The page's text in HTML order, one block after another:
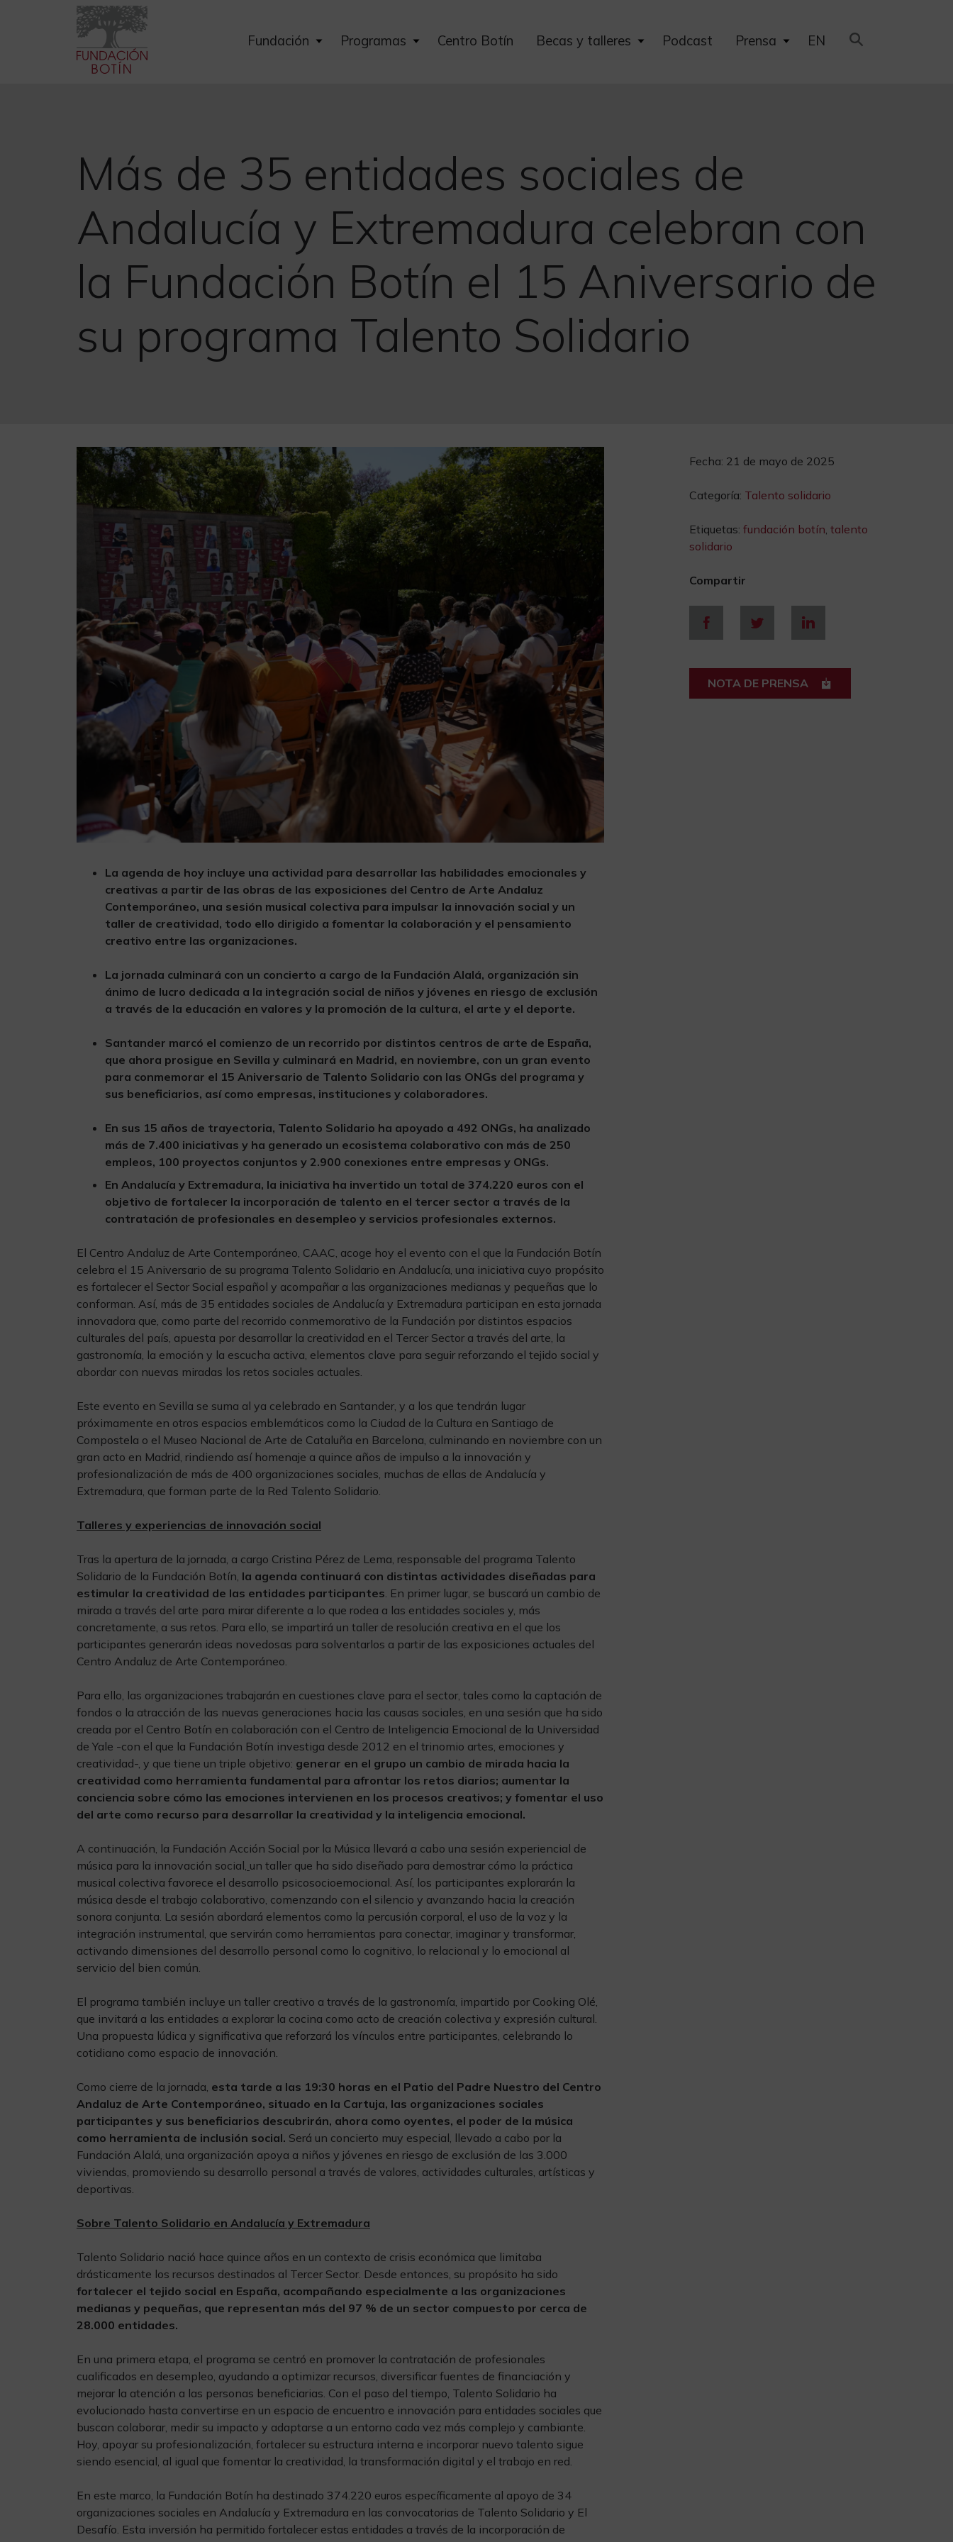
Fundación
ExpandProgramas
ExpandCentro Botín Becas y talleres
ExpandPodcast Prensa
Expand
EN
Más de 35 entidades sociales de
Andalucía y Extremadura celebran con
la Fundación Botín el 15 Aniversario de
su programa Talento Solidario
La agenda de hoy incluye una actividad para desarrollar las habilidades emocionales y
creativas a partir de las obras de las exposiciones del Centro de Arte Andaluz
Contemporáneo, una sesión musical colectiva para impulsar la innovación social y un
taller de creatividad, todo ello dirigido a fomentar la colaboración y el pensamiento
creativo entre las organizaciones.
La jornada culminará con un concierto a cargo de la Fundación Alalá, organización sin
ánimo de lucro dedicada a la integración social de niños y jóvenes en riesgo de exclusión
a través de la educación en valores y la promoción de la cultura, el arte y el deporte.
Santander marcó el comienzo de un recorrido por distintos centros de arte de España,
que ahora prosigue en Sevilla y culminará en Madrid, en noviembre, con un gran evento
para conmemorar el 15 Aniversario de Talento Solidario con las ONGs del programa y
sus beneficiarios, así como empresas, instituciones y colaboradores.
En sus 15 años de trayectoria, Talento Solidario ha apoyado a 492 ONGs, ha analizado
más de 7.400 iniciativas y ha generado un ecosistema colaborativo con más de 250
empleos, 100 proyectos conjuntos y 2.900 conexiones entre empresas y ONGs.
En Andalucía y Extremadura, la iniciativa ha invertido un total de 374.220 euros con el
objetivo de fortalecer la incorporación de talento en el tercer sector a través de la
contratación de profesionales en desempleo y servicios profesionales externos.
El Centro Andaluz de Arte Contemporáneo, CAAC, acoge hoy el evento con el que la Fundación Botín
celebra el 15 Aniversario de su programa Talento Solidario en Andalucía, una iniciativa cuyo propósito
es fortalecer el Sector Social español y acompañar a las organizaciones medianas y pequeñas que lo
conforman. Así, más de 35 entidades sociales de Andalucía y Extremadura participan en esta jornada
innovadora que, como parte del recorrido conmemorativo de la Fundación por distintos espacios
culturales del país, apuesta por desarrollar la creatividad en el Tercer Sector a través del arte, la
gastronomía, la emoción y la escucha activa, elementos clave para seguir reforzando el tejido social y
abordar con nuevas miradas los retos sociales actuales.
Este evento en Sevilla se suma al ya celebrado en Santander, y a los que tendrán lugar
próximamente en otros espacios emblemáticos como la Ciudad de la Cultura en Santiago de
Compostela o el Museo Nacional de Arte de Cataluña en Barcelona, culminando en noviembre con un
gran acto en Madrid, rindiendo así homenaje a quince años de impulso a la innovación y
profesionalización de más de 400 organizaciones sociales, muchas de ellas de Andalucía y
Extremadura, que forman parte de la Red Talento Solidario.
Talleres y experiencias de innovación social
Tras la apertura de la jornada, a cargo Cristina Pérez de Lema, responsable del programa Talento
Solidario de la Fundación Botín, la agenda continuará con distintas actividades diseñadas para
estimular la creatividad de las entidades participantes. En primer lugar, se buscará un cambio de
mirada a través del arte para mirar diferente a lo que rodea a las entidades sociales y, más
concretamente, a sus retos. Para ello, se impartirá un taller de resolución creativa en el que los
participantes generarán ideas novedosas para solventarlos a partir de las exposiciones actuales del
Centro Andaluz de Arte Contemporáneo.
Para ello, las organizaciones trabajarán en cuestiones clave para el sector, tales como la captación de
fondos o la atracción de las nuevas generaciones hacia las causas sociales, en una sesión que ha sido
creada por el Centro Botín en colaboración con el Centro de Inteligencia Emocional de la Universidad
de Yale -con el que la Fundación Botín investiga desde 2012 en el trinomio artes, emociones y
creatividad-, y que tiene un triple objetivo: generar en el grupo un cambio de mirada hacia la
creatividad como herramienta fundamental para afrontar los retos diarios; aumentar la
conciencia sobre cómo las emociones intervienen en los procesos creativos; y fomentar el uso
del arte como recurso para desarrollar la creatividad y la inteligencia emocional.
A continuación, la Fundación Acción Social por la Música llevará a cabo una sesión experiencial de
música para la innovación social, un taller que ha sido diseñado para demostrar cómo la práctica
musical colectiva favorece el desarrollo psicosocioemocional. Así, los participantes explorarán la
música desde el trabajo colaborativo, comenzando con el silencio y avanzando hacia la creación
sonora conjunta. La sesión abordará elementos como la percusión corporal, el uso de la voz y la
integración instrumental, que servirán como herramientas para conectar, imaginar y transformar,
activando dimensiones del desarrollo personal como lo cognitivo, lo relacional y lo emocional al
servicio del bien común.
El programa también incluye un taller creativo a través de la gastronomía, impartido por Cooking Olé,
que invitará a las entidades a explorar la cocina como acto de creación colectiva y expresión cultural.
Una propuesta lúdica y significativa que reforzará los vínculos entre participantes, celebrando lo
cotidiano como espacio de innovación.
Como cierre de la jornada, esta tarde a las 19:30 horas en el Patio del Padre Nuestro del Centro
Andaluz de Arte Contemporáneo, situado en la Cartuja, las organizaciones sociales
participantes y sus beneficiarios descubrirán, ahora como oyentes, el poder de la música
como herramienta de inclusión social. Será un concierto muy especial, llevado a cabo por la
Fundación Alalá, una organización apoya a niños y jóvenes en riesgo de exclusión de las 3.000
viviendas, promoviendo su desarrollo personal a través de valores, actividades culturales, artísticas y
deportivas.
Sobre Talento Solidario en Andalucía y Extremadura
Talento Solidario nació hace quince años en un contexto de crisis económica que limitaba
drásticamente los recursos destinados al Tercer Sector. Desde entonces, su propósito ha sido
fortalecer el tejido social en España, acompañando especialmente a las organizaciones
medianas y pequeñas, que representan más del 97 % de un sector compuesto por cerca de
28.000 entidades.
En una primera etapa, el programa se centró en promover la contratación de profesionales
cualificados en desempleo, ayudando a optimizar recursos, diversificar fuentes de financiación y
mejorar la atención a las personas beneficiarias. Con el paso del tiempo, Talento Solidario ha
evolucionado hasta convertirse en un espacio de encuentro e innovación para entidades sociales que
buscan colaborar, medir su impacto y adaptarse a un entorno cada vez más complejo y cambiante.
Hoy, apoyar su profesionalización, fortalecer su estructura interna e incorporar nuevo talento sigue
siendo esencial, al igual que fomentar la creatividad, la transformación digital y el trabajo en red.
En este marco, la Fundación Botín ha destinado 374.220 euros específicamente al apoyo de 34
organizaciones sociales en Andalucía y Extremadura en las convocatorias de Talento Solidario y El
Desafío. Esta inversión ha permitido fortalecer estas entidades a través de la incorporación de
Fecha: 21 de mayo de 2025
Categoría: Talento solidario
Etiquetas: fundación botín, talento
solidario
Compartir
NOTA DE PRENSA